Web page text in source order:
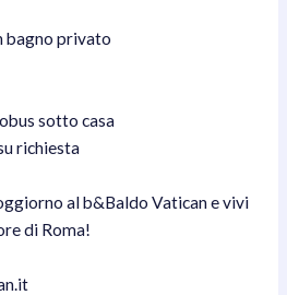
bagno privato
sotto casa
richiesta
al b&Baldo Vatican e vivi
di Roma!